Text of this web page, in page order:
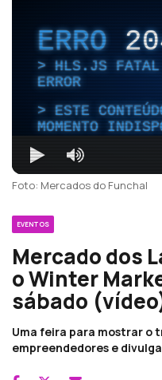
ERRO
HLS.JS FATAL
ERROR
ESTE
MOMENTO
Foto: Mercados do Funchal
EVENTOS
Mercado dos
o Winter
sábado
Uma feira para mostrar o
empreendedores e